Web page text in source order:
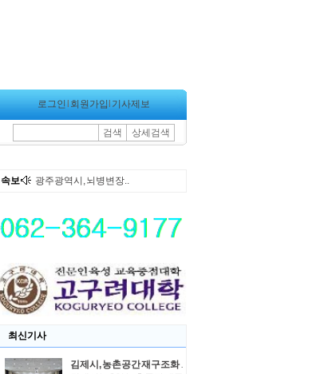
로그인 회원가입 기사제보
검색 상세검색
속보 광주광역시, 뇌병변장..
최신기사
김제시, 농촌공간 재구조화 본격 추진 주민공청회 개최